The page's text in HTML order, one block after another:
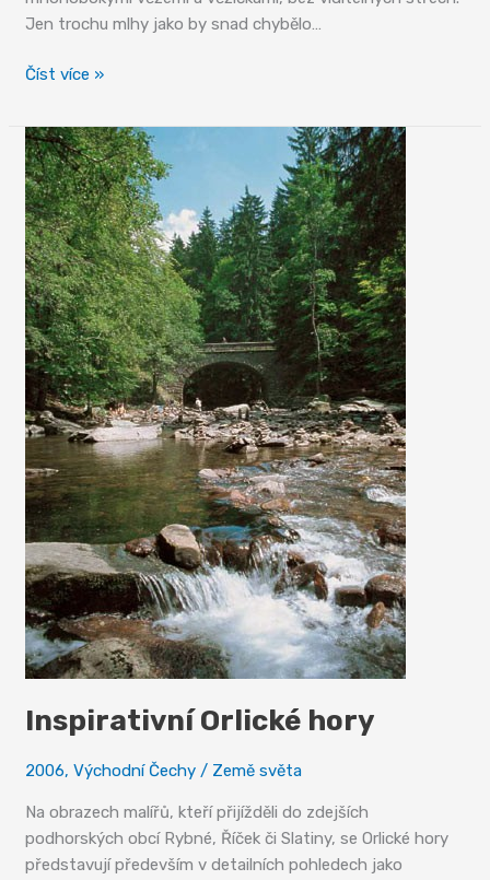
Jen trochu mlhy jako by snad chybělo…
Hrádek
Nechanic
Číst více »
Inspirativní Orlické hory
2006,Východní Čechy / Země světa
Na obrazech malířů, kteří přijížděli do zdejších
podhorských obcí Rybné, Říček či Slatiny, se Orlické hory
představují především v detailních pohledech jako